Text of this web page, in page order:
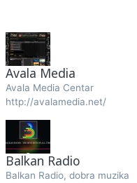
Avala Media
Avala Media Centar
http://avalamedia.net/
Balkan Radio
Balkan Radio, dobra muzika